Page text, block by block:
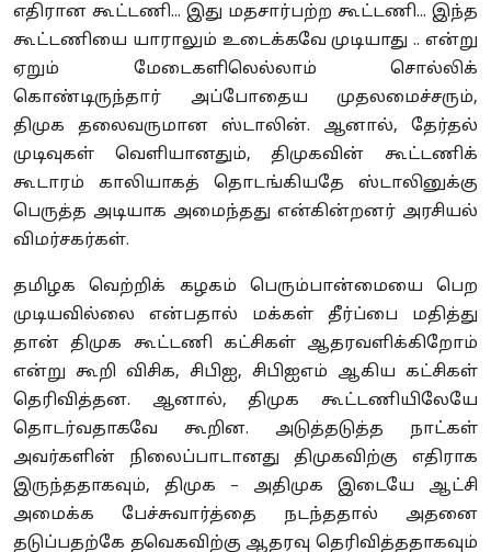
எதிரான கூட்டணி... இது மதசார்பற்ற கூட்டணி... இந்த
கூட்டணியை யாராலும் உடைக்கவே முடியாது .. என்று
ஏறும் மேடைகளிலெல்லாம் சொல்லிக்
கொண்டிருந்தார் அப்போதைய முதலமைச்சரும்,
திமுக தலைவருமான ஸ்டாலின். ஆனால், தேர்தல்
முடிவுகள் வெளியானதும், திமுகவின் கூட்டணிக்
கூடாரம் காலியாகத் தொடங்கியதே ஸ்டாலினுக்கு
பெருத்த அடியாக அமைந்தது என்கின்றனர் அரசியல்
விமர்சகர்கள்.
தமிழக வெற்றிக் கழகம் பெரும்பான்மையை பெற
முடியவில்லை என்பதால் மக்கள் தீர்ப்பை மதித்து
தான் திமுக கூட்டணி கட்சிகள் ஆதரவளிக்கிறோம்
என்று கூறி விசிக, சிபிஐ, சிபிஐஎம் ஆகிய கட்சிகள்
தெரிவித்தன. ஆனால், திமுக கூட்டணியிலேயே
தொடர்வதாகவே கூறின. அடுத்தடுத்த நாட்கள்
அவர்களின் நிலைப்பாடானது திமுகவிற்கு எதிராக
இருந்ததாகவும், திமுக – அதிமுக இடையே ஆட்சி
அமைக்க பேச்சுவார்த்தை நடந்ததால் அதனை
தடுப்பதற்கே தவெகவிற்கு ஆதரவு தெரிவித்ததாகவும்